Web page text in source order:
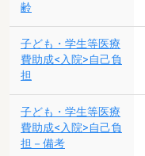
齢
子ども・学生等医療
費助成<入院>自己負
担
子ども・学生等医療
費助成<入院>自己負
担－備考